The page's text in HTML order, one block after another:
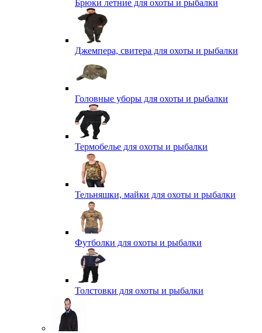
Брюки летние для охоты и рыбалки
Джемпера, свитера для охоты и рыбалки
Головные уборы для охоты и рыбалки
Термобелье для охоты и рыбалки
Тельняшки, майки для охоты и рыбалки
Футболки для охоты и рыбалки
Толстовки для охоты и рыбалки